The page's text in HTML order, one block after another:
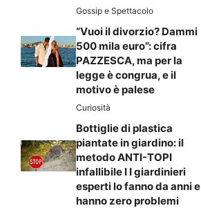
Gossip e Spettacolo
“Vuoi il divorzio? Dammi
500 mila euro”: cifra
PAZZESCA, ma per la
legge è congrua, e il
motivo è palese
Curiosità
Bottiglie di plastica
piantate in giardino: il
metodo ANTI-TOPI
infallibile I I giardinieri
esperti lo fanno da anni e
hanno zero problemi